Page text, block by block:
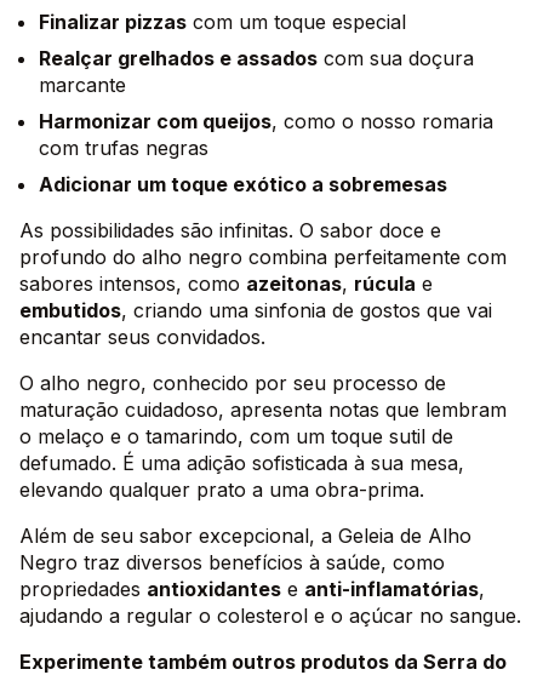
Finalizar pizzas com um toque especial
Realçar grelhados e assados com sua doçura
marcante
Harmonizar com queijos, como o nosso romaria
com trufas negras
Adicionar um toque exótico a sobremesas
As possibilidades são infinitas. O sabor doce e
profundo do alho negro combina perfeitamente com
sabores intensos, como azeitonas, rúcula e
embutidos, criando uma sinfonia de gostos que vai
encantar seus convidados.
O alho negro, conhecido por seu processo de
maturação cuidadoso, apresenta notas que lembram
o melaço e o tamarindo, com um toque sutil de
defumado. É uma adição sofisticada à sua mesa,
elevando qualquer prato a uma obra-prima.
Além de seu sabor excepcional, a Geleia de Alho
Negro traz diversos benefícios à saúde, como
propriedades antioxidantes e anti-inflamatórias,
ajudando a regular o colesterol e o açúcar no sangue.
Experimente também outros produtos da Serra do